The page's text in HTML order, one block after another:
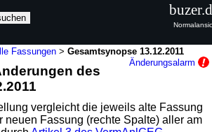
Fassungen >Gesamtsynopse 13.12.2011
Änderungsalarm
des
vergleicht die jeweils alte Fassung
neuen Fassung (rechte Spalte) aller am